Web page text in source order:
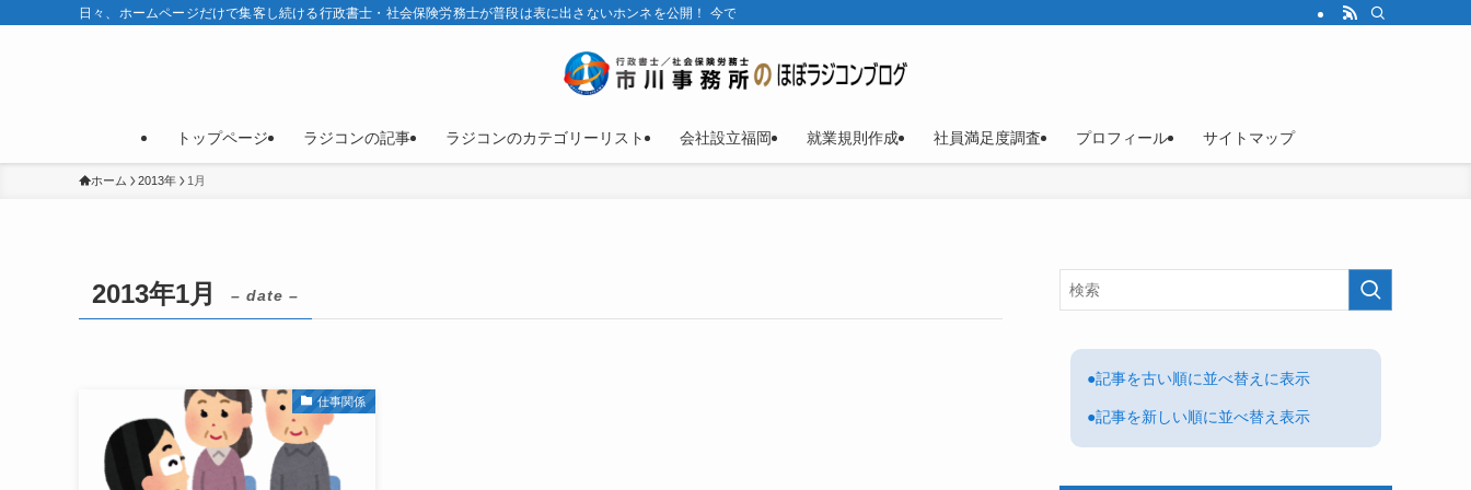
日々、ホームページだけで集客し続ける行政書士・社会保険労務士が普段は表に出さないホンネを公開！ 今では、ほとんどラジコンブログ。
トップページ ラジコンの記事 ラジコンのカテゴリーリスト 会社設立福岡 就業規則作成 社員満足度調査 プロフィール サイトマップ
ホーム 2013年 1月
2013年1月 – date –
仕事関係
●記事を古い順に並べ替えに表示
●記事を新しい順に並べ替え表示